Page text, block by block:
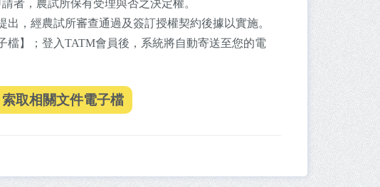
者，農試所保有受理與否之決定權。
，經農試所審查通過及簽訂授權契約後據以實施。
】；登入TATM會員後，系統將自動寄送至您的電